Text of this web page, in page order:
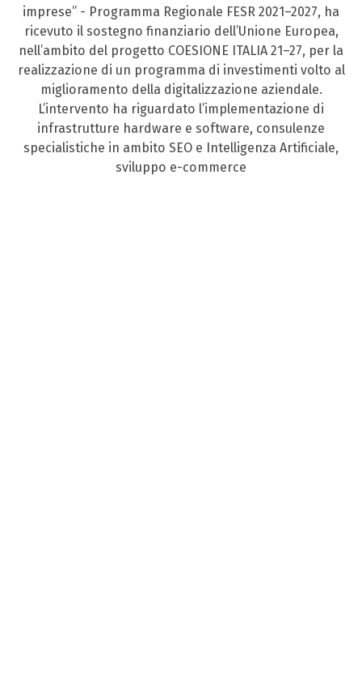
imprese” - Programma Regionale FESR 2021–2027, ha
ricevuto il sostegno finanziario dell’Unione Europea,
nell’ambito del progetto COESIONE ITALIA 21–27, per la
realizzazione di un programma di investimenti volto al
miglioramento della digitalizzazione aziendale.
L’intervento ha riguardato l’implementazione di
infrastrutture hardware e software, consulenze
specialistiche in ambito SEO e Intelligenza Artificiale,
sviluppo e-commerce